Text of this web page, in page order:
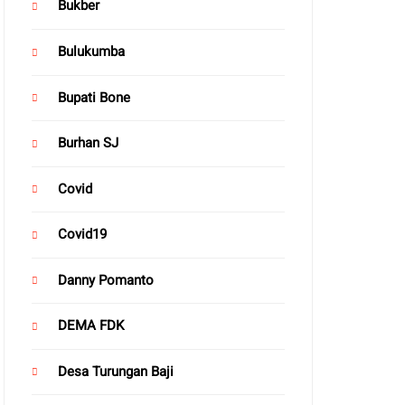
Bukber
Bulukumba
Bupati Bone
Burhan SJ
Covid
Covid19
Danny Pomanto
DEMA FDK
Desa Turungan Baji